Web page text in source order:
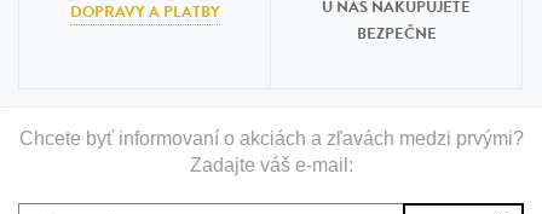
DOPRAVY A PLATBY
U NÁS NAKUPUJETE
BEZPEČNE
Chcete byť informovaní o akciách a zľavách medzi prvými?
Zadajte váš e-mail: